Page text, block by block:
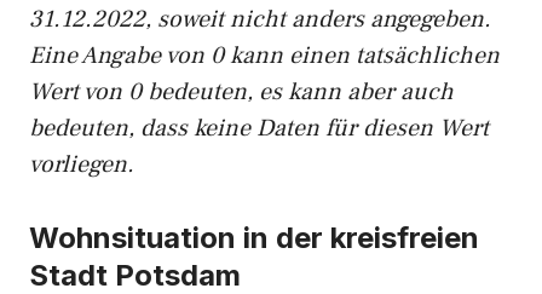
31.12.2022, soweit nicht anders angegeben.
Eine Angabe von 0 kann einen tatsächlichen
Wert von 0 bedeuten, es kann aber auch
bedeuten, dass keine Daten für diesen Wert
vorliegen.
Wohnsituation in der kreisfreien
Stadt Potsdam